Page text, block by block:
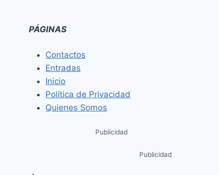
PÁGINAS
Contactos
Entradas
Inicio
Política de Privacidad
Quienes Somos
Publicidad
Publicidad